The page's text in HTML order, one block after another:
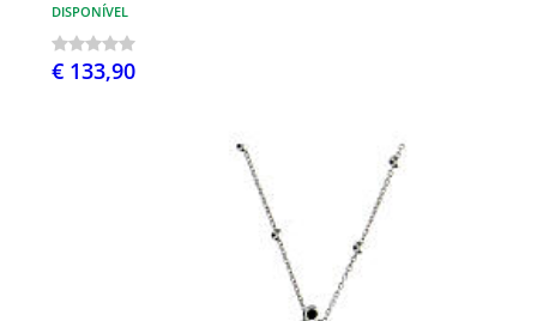
DISPONÍVEL
€ 133,90